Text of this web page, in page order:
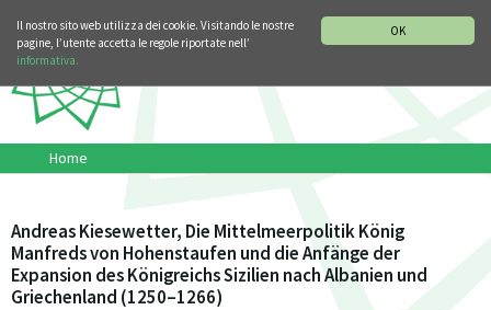
OK
Il nostro sito web utilizza dei cookie. Visitando le nostre
pagine, l’utente accetta le regole riportate nell’
informativa.
Home
Andreas Kiesewetter, Die Mittelmeerpolitik König
Manfreds von Hohenstaufen und die Anfänge der
Expansion des Königreichs Sizilien nach Albanien und
Griechenland (1250–1266)